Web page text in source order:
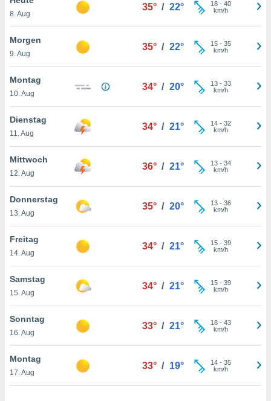
oder
Partner
es uns
das
der
Profil zu
Ihnen
finden
. Sie
jederzeit
Rand
8. Aug
35° / 22° 18- 40
km/h
Morgen
9. Aug
35° / 22° 15- 35
km/h
Montag
10. Aug
34° / 20° 13- 33
km/h
Dienstag
11. Aug
34° / 21° 14- 32
km/h
Mittwoch
12. Aug
36° / 21° 13- 34
km/h
Donnerstag
13. Aug
35° / 20° 13- 36
km/h
Freitag
14. Aug
34° / 21° 15- 39
km/h
Samstag
15. Aug
34° / 21° 15- 39
km/h
Sonntag
16. Aug
33° / 21° 18- 43
km/h
Montag
17. Aug
33° / 19° 14- 35
km/h